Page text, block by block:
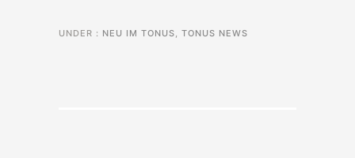
UNDER : NEU IM TONUS, TONUS NEWS